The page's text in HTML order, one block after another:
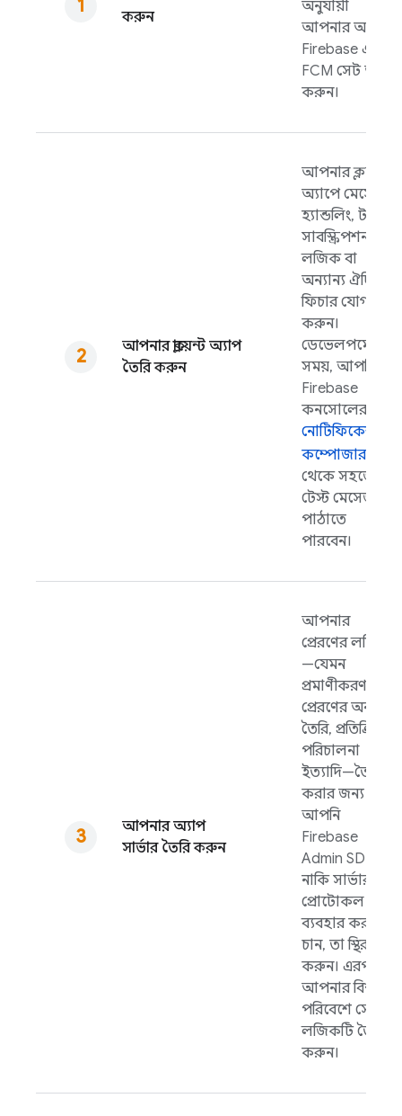
করুন
অনুযায়ী
আপনার অ্যাপে
Firebase এবং
FCM সেট আপ
করুন।
আপনার ক্লায়েন্ট অ্যাপ
তৈরি করুন
আপনার ক্লায়েন্ট
অ্যাপে মেসেজ
হ্যান্ডলিং, টপিক
সাবস্ক্রিপশন
লজিক বা
অন্যান্য ঐচ্ছিক
ফিচার যোগ
করুন।
ডেভেলপমেন্টের
সময়, আপনি
Firebase
কনসোলের
নোটিফিকেশন
কম্পোজার
থেকে সহজেই
টেস্ট মেসেজ
পাঠাতে
পারবেন।
আপনার অ্যাপ
সার্ভার তৈরি করুন
আপনার
প্রেরণের লজিক
—যেমন
প্রমাণীকরণ,
প্রেরণের অনুরোধ
তৈরি, প্রতিক্রিয়া
পরিচালনা
ইত্যাদি—তৈরি
করার জন্য
আপনি
Firebase
Admin SDK
নাকি সার্ভার
প্রোটোকল
ব্যবহার করতে
চান, তা স্থির
করুন। এরপর
আপনার বিশ্বস্ত
পরিবেশে সেই
লজিকটি তৈরি
করুন।